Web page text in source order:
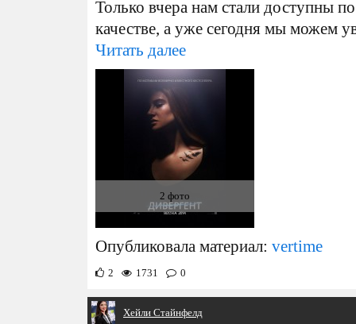
Только вчера нам стали доступны
качестве, а уже сегодня мы можем
Читать далее
2 фото
Опубликовала материал: vertime
2 1731 0
Хейли Стайнфелд